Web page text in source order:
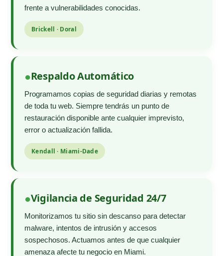
frente a vulnerabilidades conocidas.
Brickell · Doral
Respaldo Automático
Programamos copias de seguridad diarias y remotas
de toda tu web. Siempre tendrás un punto de
restauración disponible ante cualquier imprevisto,
error o actualización fallida.
Kendall · Miami-Dade
Vigilancia de Seguridad 24/7
Monitorizamos tu sitio sin descanso para detectar
malware, intentos de intrusión y accesos
sospechosos. Actuamos antes de que cualquier
amenaza afecte tu negocio en Miami.